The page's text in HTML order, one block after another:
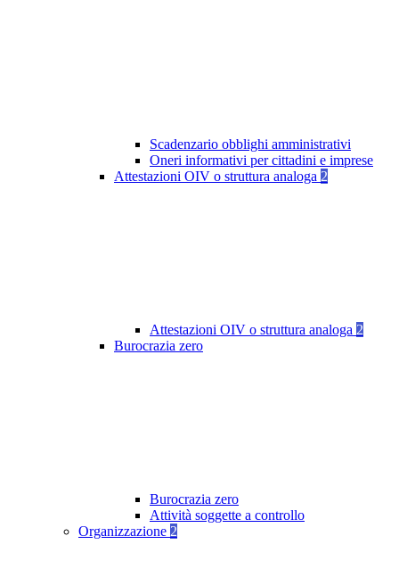
Scadenzario obblighi amministrativi
Oneri informativi per cittadini e imprese
Attestazioni OIV o struttura analoga 2
Attestazioni OIV o struttura analoga 2
Burocrazia zero
Burocrazia zero
Attività soggette a controllo
Organizzazione 2